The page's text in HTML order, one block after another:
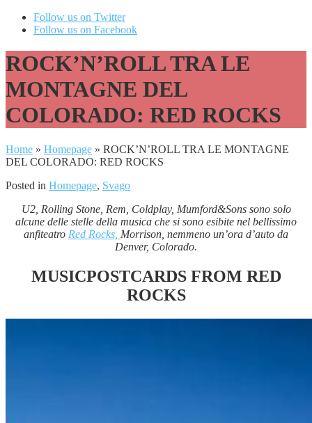
Follow us on Twitter
Follow us on Facebook
ROCK’N’ROLL TRA LE
MONTAGNE DEL
COLORADO: RED ROCKS
Home » Homepage » ROCK’N’ROLL TRA LE MONTAGNE
DEL COLORADO: RED ROCKS
Posted in Homepage, Svago
U2, Rolling Stone, Rem, Coldplay, Mumford&Sons sono solo
alcune delle stelle della musica che si sono esibite nel bellissimo
anfiteatro Red Rocks, Morrison, nemmeno un’ora d’auto da
Denver, Colorado.
MUSICPOSTCARDS FROM RED
ROCKS